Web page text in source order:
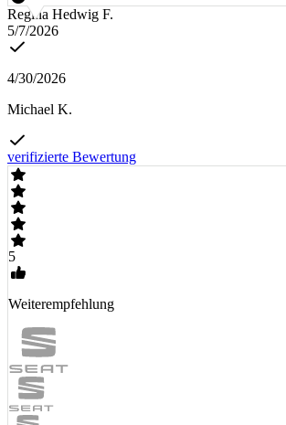
Regina Hedwig F.
5/7/2026
4/30/2026
Michael K.
verifizierte Bewertung
5
Weiterempfehlung